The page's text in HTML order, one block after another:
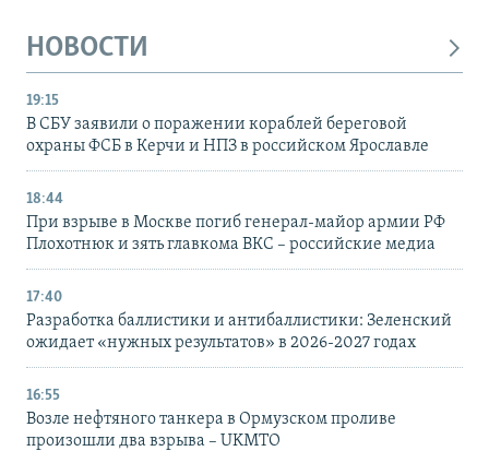
НОВОСТИ
19:15
В СБУ заявили о поражении кораблей береговой
охраны ФСБ в Керчи и НПЗ в российском Ярославле
18:44
При взрыве в Москве погиб генерал-майор армии РФ
Плохотнюк и зять главкома ВКС – российские медиа
17:40
Разработка баллистики и антибаллистики: Зеленский
ожидает «нужных результатов» в 2026-2027 годах
16:55
Возле нефтяного танкера в Ормузском проливе
произошли два взрыва – UKMTO